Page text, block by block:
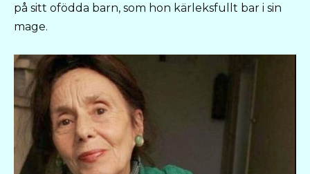
på sitt ofödda barn, som hon kärleksfullt bar i sin
mage.